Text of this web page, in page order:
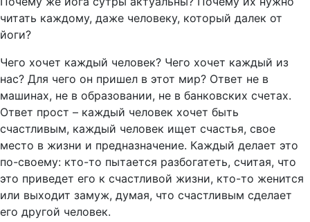
читать каждому, даже человеку, который далек от
йоги?
Чего хочет каждый человек? Чего хочет каждый из
нас? Для чего он пришел в этот мир? Ответ не в
машинах, не в образовании, не в банковских счетах.
Ответ прост – каждый человек хочет быть
счастливым, каждый человек ищет счастья, свое
место в жизни и предназначение. Каждый делает это
по-своему: кто-то пытается разбогатеть, считая, что
это приведет его к счастливой жизни, кто-то женится
или выходит замуж, думая, что счастливым сделает
его другой человек.